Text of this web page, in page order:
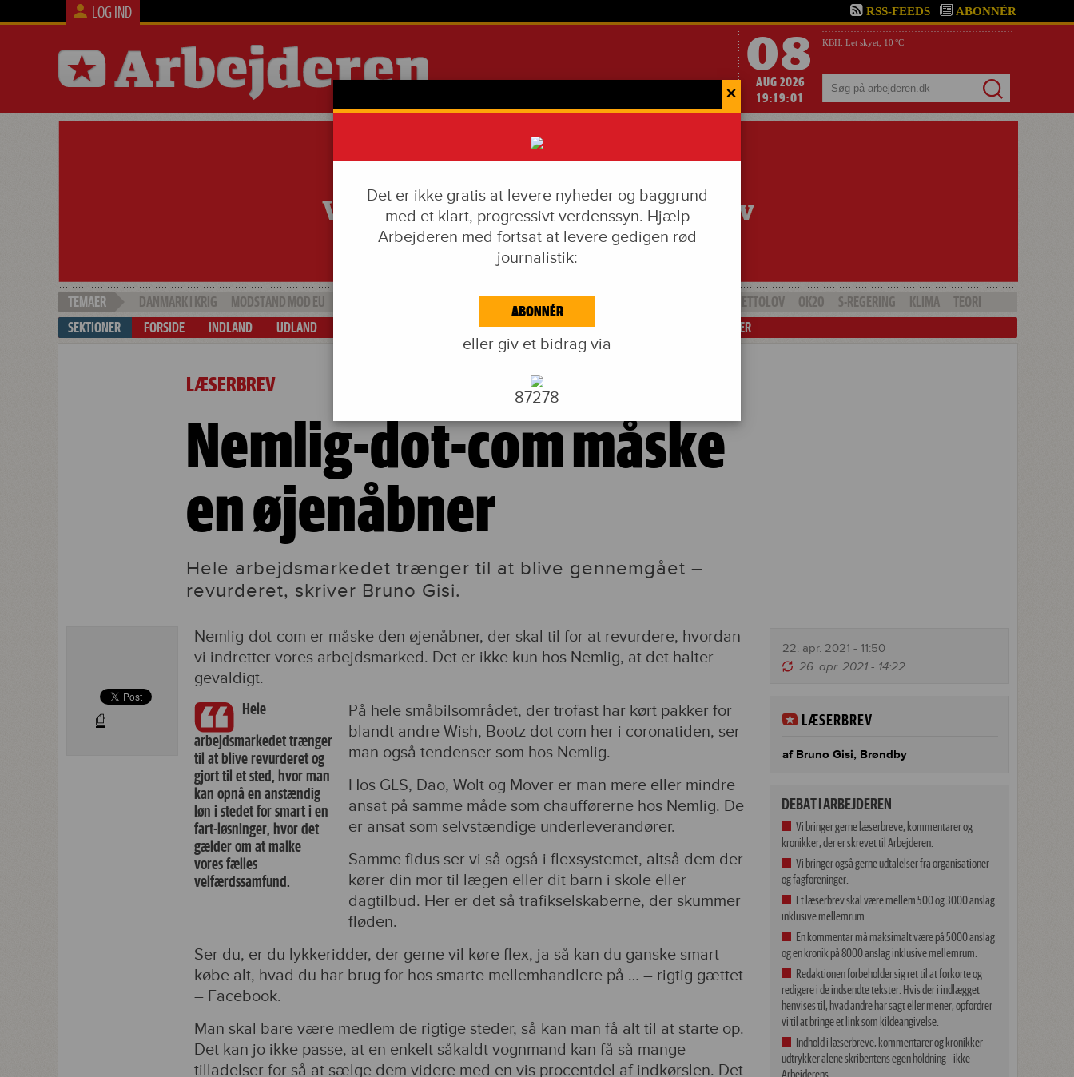
LOG IND RSS-FEEDS ABONNÉR
08
AUG 2026
19:19:02
KBH: Let skyet, 10 °C
Søg
DANMARK I KRIG MODSTAND MOD EU LIVSSTIL GHETTOLOV OK20 S-REGERING KLIMA
TEORI
FORSIDE
INDLAND UDLAND IDÉKAMP KULTUR BLOGS KALENDER
LÆSERBREV
Nemlig-dot-com måske
en øjenåbner
Hele arbejdsmarkedet trænger til at blive gennemgået –
revurderet, skriver Bruno Gisi.
⎙
Nemlig-dot-com er måske den øjenåbner, der skal til for at revurdere, hvordan
vi indretter vores arbejdsmarked. Det er ikke kun hos Nemlig, at det halter
gevaldigt.
Hele
arbejdsmarkedet trænger
til at blive revurderet og
gjort til et sted, hvor man
kan opnå en anstændig
løn i stedet for smart i en
fart-løsninger, hvor det
gælder om at malke
vores fælles
velfærdssamfund.
På hele småbilsområdet, der trofast har kørt pakker for
blandt andre Wish, Bootz dot com her i coronatiden, ser
man også tendenser som hos Nemlig.
Hos GLS, Dao, Wolt og Mover er man mere eller mindre
ansat på samme måde som chaufførerne hos Nemlig. De
er ansat som selvstændige underleverandører.
Samme fidus ser vi så også i flexsystemet, altså dem der
kører din mor til lægen eller dit barn i skole eller
dagtilbud. Her er det så trafikselskaberne, der skummer
fløden.
Ser du, er du lykkeridder, der gerne vil køre flex, ja så kan du ganske smart
købe alt, hvad du har brug for hos smarte mellemhandlere på … – rigtig gættet
– Facebook.
Man skal bare være medlem de rigtige steder, så kan man få alt til at starte op.
Det kan jo ikke passe, at en enkelt såkaldt vognmand kan få så mange
tilladelser for så at sælge dem videre med en vis procentdel af indkørslen. Det
22. apr. 2021 - 11:50
26. apr. 2021 - 14:22
LÆSERBREV
af Bruno Gisi, Brøndby
DEBAT I ARBEJDEREN
Vi bringer gerne læserbreve, kommentarer og
kronikker, der er skrevet til Arbejderen.
Vi bringer også gerne udtalelser fra organisationer
og fagforeninger.
Et læserbrev skal være mellem 500 og 3000 anslag
inklusive mellemrum.
En kommentar må maksimalt være på 5000 anslag
og en kronik på 8000 anslag inklusive mellemrum.
Redaktionen forbeholder sig ret til at forkorte og
redigere i de indsendte tekster. Hvis der i indlægget
henvises til, hvad andre har sagt eller mener, opfordrer
vi til at bringe et link som kildeangivelse.
Indhold i læserbreve, kommentarer og kronikker
udtrykker alene skribentens egen holdning – ikke
×
Det er ikke gratis at levere nyheder og baggrund
med et klart, progressivt verdenssyn. Hjælp
Arbejderen med fortsat at levere gedigen rød
journalistik:
ABONNÉR
eller giv et bidrag via
87278